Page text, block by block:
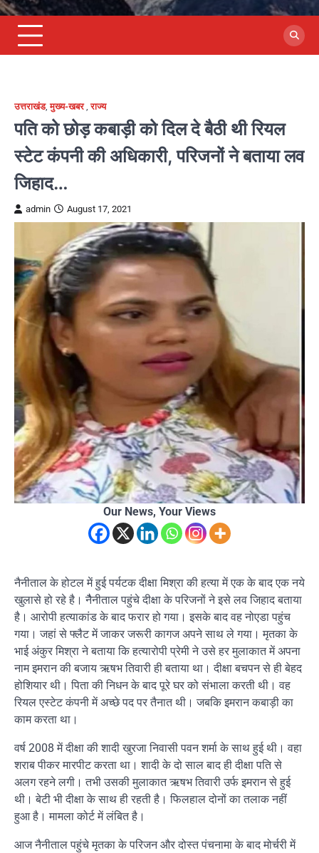
उत्तराखंड,मुख्य-खबर,राज्य
पति को छोड़ कबाड़ी को दिल दे बैठी थी रियल
स्टेट कंपनी की अधिकारी, परिजनों ने बताया लव
जिहाद…
admin August 17, 2021
Our News, Your Views
नैनीताल के होटल में हुई पर्यटक दीक्षा मिश्रा की हत्या में एक के बाद एक नये
खुलासे हो रहे है। नैैनीताल पहुंचे दीक्षा के परिजनों ने इसे लव जिहाद बताया
है। आरोपी हत्याकांड के बाद फरार हो गया। इसके बाद वह नोएडा पहुंच
गया। जहां से फ्लैट में जाकर जरूरी कागज अपने साथ ले गया। मृतका के
भाई अंकुर मिश्रा ने बताया कि हत्‍यारोपी प्रेमी ने उसे हर मुलाकात में अपना
नाम इमरान की बजाय ऋषभ तिवारी ही बताया था। दीक्षा बचपन से ही बेहद
होशियार थी। पिता की निधन के बाद पूरे घर को संभाला करती थी। वह
रियल एस्टेट कंपनी में अच्छे पद पर तैनात थी। जबकि इमरान कबाड़ी का
काम करता था।
वर्ष 2008 में दीक्षा की शादी खुरजा निवासी पवन शर्मा के साथ हुई थी। वहा
शराब पीकर मारपीट करता था। शादी के दो साल बाद ही दीक्षा पति से
अलग रहने लगी। तभी उसकी मुलाकात ऋषभ तिवारी उर्फ इमरान से हुई
थी। बेटी भी दीक्षा के साथ ही रहती है। फिलहाल दोनों का तलाक नहीं
हुआ है। मामला कोर्ट में लंबित है।
आज नैनीताल पहुंचे मृतका के परिजन और दोस्त पंचनामा के बाद मोर्चरी में